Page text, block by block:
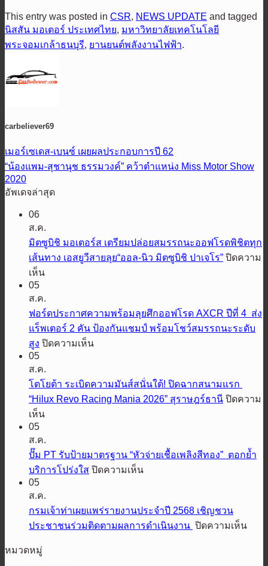
This entry was posted in CSR, NEWS UPDATE and tagged
นิสสัน มอเตอร์ ประเทศไทย, มหาวิทยาลัยเทคโนโลยี
พระจอมเกล้าธนบุรี, ยานยนต์พลังงานไฟฟ้า.
carbeliever69
เมอร์เซเดส-เบนซ์ เผยผลประกอบการปี 62
“น้องแพม-สุชานุช ธรรมวงค์” คว้าตำแหน่ง Miss Motor Show
2020
อัพเดจล่าสุด
06
ส.ค.
มิตซูบิชิ มอเตอร์ส เตรียมปล่อยสมรรถนะออฟโรดพิชิตทุก
เส้นทาง เอสยูวีสายลุย“ออล-นิว มิตซูบิชิ ปาเจโร” ปิดความ
เห็นบน
ซู
บิชิ
มอ
เต
เตรียม
ปล่อย
สมรรถนะ
พิชิต
ทุก
ทาง
เอ
ส
05
ส.ค.
ฟอร์ดประกาศความพร้อมลุยศึกออฟโรด AXCR ปีที่ 4 ส่ง
แร็พเตอร์ 2 คัน ป้องกันแชมป์ พร้อมโชว์สมรรถนะระดับ
สูง ปิดความเห็นบน
ประกาศ
ความ
ออฟ
ที่
4
05
ส.ค.
โตโยต้า ระเบิดความมันส์สนั่นใต้! ปิดฉากสนามแรก
“Hilux Revo Racing Mania 2026” สุราษฎร์ธานี ปิดความ
เห็นบน
โย
ต้า
ระเบิด
มันส์
สนั่น
ใต้!
05
ส.ค.
ปั๊ม PT รับป้ายมาตรฐาน “หัวจ่ายเชื้อเพลิงสีทอง” ตอกย้ำ
บริการโปร่งใส ปิดความเห็นบน
รับ
ป้าย
05
ส.ค.
กรมเจ้าท่าเผยแพร่รายงานประจำปี 2568 เชิญชวน
ประชาชนร่วมติดตามผลการดำเนินงาน ปิดความเห็นบน
หมวดหมู่